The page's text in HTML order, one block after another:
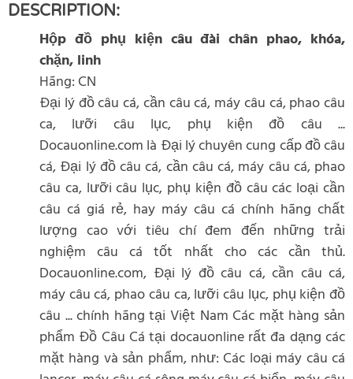
DESCRIPTION:
Hộp đồ phụ kiện câu đài chân phao, khóa,
chặn, linh
Hãng: CN
Đại lý đồ câu cá, cần câu cá, máy câu cá, phao câu
ca, lưỡi câu lục, phụ kiện đồ câu ...
Docauonline.com là Đại lý chuyên cung cấp đồ câu
cá, Đại lý đồ câu cá, cần câu cá, máy câu cá, phao
câu ca, lưỡi câu lục, phụ kiện đồ câu các loại cần
câu cá giá rẻ, hay máy câu cá chính hãng chất
lượng cao với tiêu chí đem đến những trải
nghiệm câu cá tốt nhất cho các cần thủ.
Docauonline.com, Đại lý đồ câu cá, cần câu cá,
máy câu cá, phao câu ca, lưỡi câu lục, phụ kiện đồ
câu ... chính hãng tại Việt Nam Các mặt hàng sản
phẩm Đồ Câu Cá tại docauonline rất đa dạng các
mặt hàng và sản phẩm, như: Các loại máy câu cá